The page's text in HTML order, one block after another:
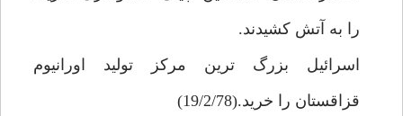
را به آتش كشيدند.
اسرائيل بزرگ ترين مركز توليد اورانيوم
قزاقستان را خريد.(19/2/78)